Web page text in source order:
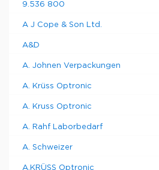
9.536 800
A J Cope & Son Ltd.
A&D
A. Johnen Verpackungen
A. Krüss Optronic
A. Kruss Optronic
A. Rahf Laborbedarf
A. Schweizer
A.KRÜSS Optronic